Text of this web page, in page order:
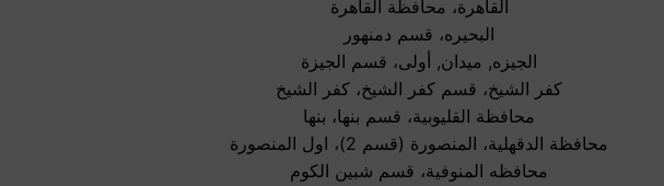
القاهرة، محافظة القاهرة
البحيره، قسم دمنهور
الجيزه, ميدان, أولى، قسم الجيزة
كفر الشيخ، قسم كفر الشيخ، كفر الشيخ
محافظة القليوبية، قسم بنها، بنها
محافظة الدقهلية، المنصورة (قسم 2)، اول المنصورة
محافظه المنوفية، قسم شبين الكوم